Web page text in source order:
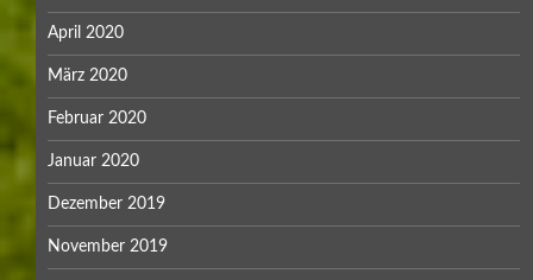
April 2020
März 2020
Februar 2020
Januar 2020
Dezember 2019
November 2019